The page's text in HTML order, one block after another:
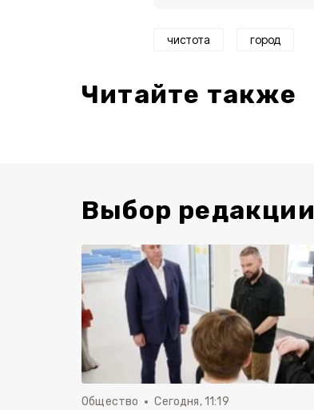
чистота город
Читайте также
Выбор редакции
Общество Сегодня, 11:19